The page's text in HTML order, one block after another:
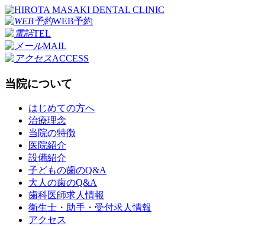
WEB予約
TEL
MAIL
ACCESS
当院について
はじめての方へ
治療理念
当院の特徴
医院紹介
設備紹介
子どもの歯のQ&A
大人の歯のQ&A
歯科医師求人情報
衛生士・助手・受付求人情報
アクセス